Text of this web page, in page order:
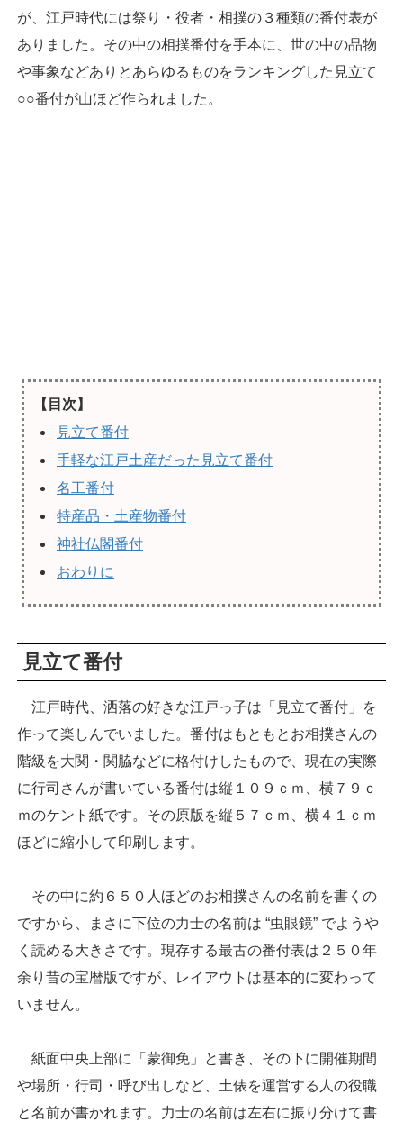
が、江戸時代には祭り・役者・相撲の３種類の番付表が
ありました。その中の相撲番付を手本に、世の中の品物
や事象などありとあらゆるものをランキングした見立て
○○番付が山ほど作られました。
【目次】
見立て番付
手軽な江戸土産だった見立て番付
名工番付
特産品・土産物番付
神社仏閣番付
おわりに
見立て番付
江戸時代、洒落の好きな江戸っ子は「見立て番付」を
作って楽しんでいました。番付はもともとお相撲さんの
階級を大関・関脇などに格付けしたもので、現在の実際
に行司さんが書いている番付は縦１０９ｃｍ、横７９ｃ
ｍのケント紙です。その原版を縦５７ｃｍ、横４１ｃｍ
ほどに縮小して印刷します。
その中に約６５０人ほどのお相撲さんの名前を書くの
ですから、まさに下位の力士の名前は “虫眼鏡” でようや
く読める大きさです。現存する最古の番付表は２５０年
余り昔の宝暦版ですが、レイアウトは基本的に変わって
いません。
紙面中央上部に「蒙御免」と書き、その下に開催期間
や場所・行司・呼び出しなど、土俵を運営する人の役職
と名前が書かれます。力士の名前は左右に振り分けて書